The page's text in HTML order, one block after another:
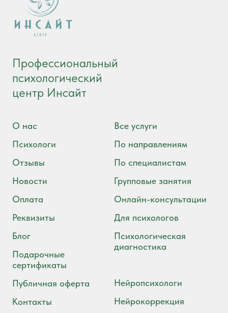
Профессиональный
психологический
центр Инсайт
О нас
Психологи
Отзывы
Новости
Оплата
Реквизиты
Блог
Подарочные
сертификаты
Публичная оферта
Контакты
Все услуги
По направлениям
По специалистам
Групповые занятия
Онлайн-консультации
Для психологов
Психологическая
диагностика
Нейропсихологи
Нейрокоррекция